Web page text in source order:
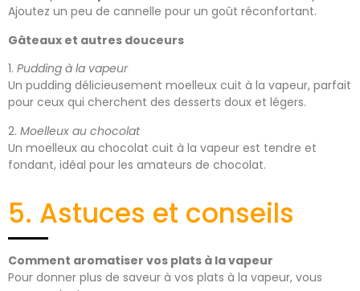
Ajoutez un peu de cannelle pour un goût réconfortant.
Gâteaux et autres douceurs
1. Pudding à la vapeur
Un pudding délicieusement moelleux cuit à la vapeur, parfait
pour ceux qui cherchent des desserts doux et légers.
2. Moelleux au chocolat
Un moelleux au chocolat cuit à la vapeur est tendre et
fondant, idéal pour les amateurs de chocolat.
5. Astuces et conseils
Comment aromatiser vos plats à la vapeur
Pour donner plus de saveur à vos plats à la vapeur, vous